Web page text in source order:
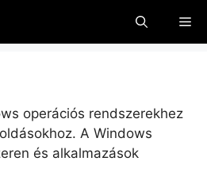
operációs rendszerekhez
A Windows
és alkalmazások